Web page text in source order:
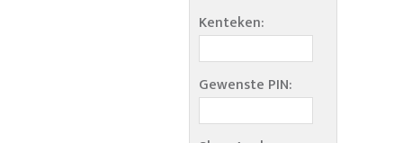
Kenteken:
Gewenste PIN: